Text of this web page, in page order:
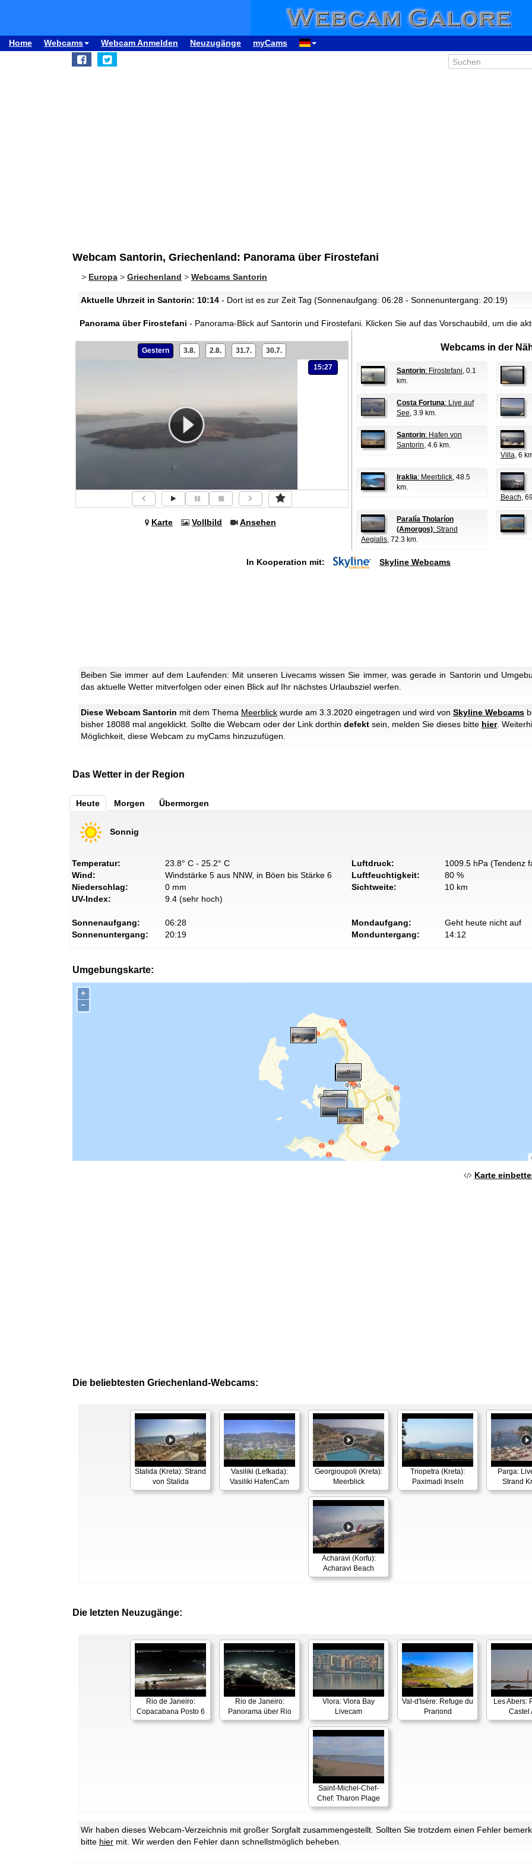
Home Webcams Webcam Anmelden Neuzugänge myCams
Webcam Santorin, Griechenland: Panorama über Firostefani
> Europa > Griechenland > Webcams Santorin
Aktuelle Uhrzeit in Santorin: 10:14 - Dort ist es zur Zeit Tag (Sonnenaufgang: 06:28 - Sonnenuntergang: 20:19)
Panorama über Firostefani - Panorama-Blick auf Santorin und Firostefani. Klicken Sie auf das Vorschaubild, um die
Gestern 3.8. 2.8. 31.7. 30.7.
15:27
Karte Vollbild Ansehen
Webcams in der
Santorin: Firostefani, 0.1
km.
Costa Fortuna: Live auf
See, 3.9 km.
Santorin: Hafen von
Santorin, 4.6 km.
Villa, 6
Iraklia: Meerblick, 48.5
km.
Beach,
Paralía Tholaríon
(Amorgos): Strand
Aegialis, 72.3 km.
In Kooperation mit: Skyline Webcams
Beiben Sie immer auf dem Laufenden: Mit unseren Livecams wissen Sie immer, was gerade in Santorin und
das aktuelle Wetter mitverfolgen oder einen Blick auf Ihr nächstes Urlaubsziel werfen.
Diese Webcam Santorin mit dem Thema Meerblick wurde am 3.3.2020 eingetragen und wird von Skyline Webcams
bisher 18088 mal angeklickt. Sollte die Webcam oder der Link dorthin defekt sein, melden Sie dieses bitte hier.
Möglichkeit, diese Webcam zu myCams hinzuzufügen.
Das Wetter in der Region
Heute Morgen Übermorgen
Sonnig
Temperatur:
23.8° C - 25.2° C
Wind:
Windstärke 5 aus NNW, in Böen bis Stärke 6
Niederschlag:
0 mm
UV-Index:
9.4 (sehr hoch)
Luftdruck:
1009.5 hPa (Tendenz
Luftfeuchtigkeit:
80 %
Sichtweite:
10 km
Sonnenaufgang:
06:28
Sonnenuntergang:
20:19
Mondaufgang:
Geht heute nicht auf
Monduntergang:
14:12
Umgebungskarte:
+
−
Karte
Die beliebtesten Griechenland-Webcams:
Stalida (Kreta): Strand
von Stalida
Vasiliki (Lefkada):
Vasiliki HafenCam
Georgioupoli (Kreta):
Meerblick
Triopetra (Kreta):
Paximadi Inseln
Parga:
Strand
Acharavi (Korfu):
Acharavi Beach
Die letzten Neuzugänge:
Rio de Janeiro:
Copacabana Posto 6
Rio de Janeiro:
Panorama über Rio
Vlora: Vlora Bay
Livecam
Val-d'Isère: Refuge du
Prariond
Les Abers:
Castel
Saint-Michel-Chef-
Chef: Tharon Plage
Wir haben dieses Webcam-Verzeichnis mit großer Sorgfalt zusammengestellt. Sollten Sie trotzdem einen Fehler
bitte hier mit. Wir werden den Fehler dann schnellstmöglich beheben.